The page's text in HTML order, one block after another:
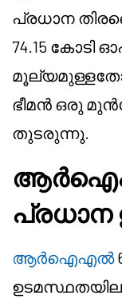
പ്രധാന
74.15 കോടി
ഭീമൻ ഒരു
തുടരുന്നു.
പ്രധാന
ആർഐഎൽ